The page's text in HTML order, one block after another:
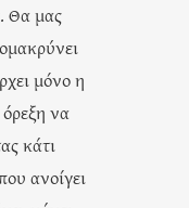
Θα μας
μόνο η
να
κάτι
ανοίγει